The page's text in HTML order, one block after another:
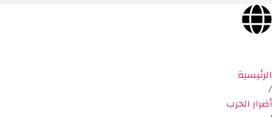
الرئيسية
/
أضرار الحرب